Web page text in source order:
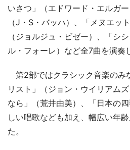
いさつ」（エドワード・エルガ
（J・S・バッハ）、「メヌエッ
（ジョルジュ・ビゼー）、「シ
ル・フォーレ）など全7曲を演奏
第2部ではクラシック音楽のみ
リスト」（ジョン・ウイリアム
なら」（荒井由美）、「日本の
しい唱歌なども加え、幅広い年
た。